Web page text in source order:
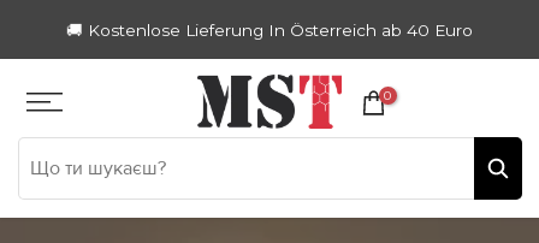
🚚 Kostenlose Lieferung In Österreich ab 40 Euro
0